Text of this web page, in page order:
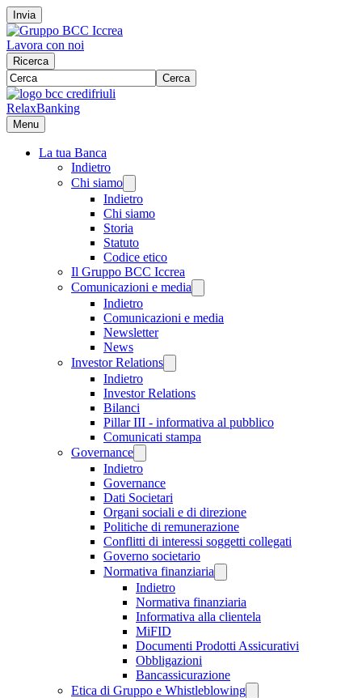
Invia
Lavora con noi
Ricerca
Cerca
RelaxBanking
Menu
La tua Banca
Indietro
Chi siamo
Indietro
Chi siamo
Storia
Statuto
Codice etico
Il Gruppo BCC Iccrea
Comunicazioni e media
Indietro
Comunicazioni e media
Newsletter
News
Investor Relations
Indietro
Investor Relations
Bilanci
Pillar III - informativa al pubblico
Comunicati stampa
Governance
Indietro
Governance
Dati Societari
Organi sociali e di direzione
Politiche di remunerazione
Conflitti di interessi soggetti collegati
Governo societario
Normativa finanziaria
Indietro
Normativa finanziaria
Informativa alla clientela
MiFID
Documenti Prodotti Assicurativi
Obbligazioni
Bancassicurazione
Etica di Gruppo e Whistleblowing